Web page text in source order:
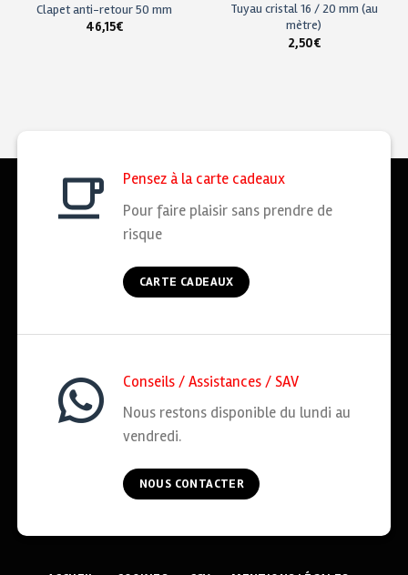
Clapet anti-retour 50 mm
46,15€
Tuyau cristal 16 / 20 mm (au
mètre)
2,50€
Pensez à la carte cadeaux
Pour faire plaisir sans prendre de
risque
CARTE CADEAUX
Conseils / Assistances / SAV
Nous restons disponible du lundi au
vendredi.
NOUS CONTACTER